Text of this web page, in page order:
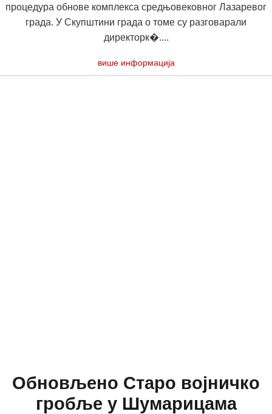
процедура обнове комплекса средњовековног Лазаревог
града. У Скупштини града о томе су разговарали
директорк�....
више информација
Обновљено Старо војничко
гробље у Шумарицама